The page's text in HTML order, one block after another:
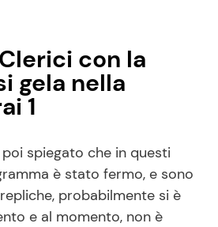
con la
gela nella
1
spiegato che in questi
è stato fermo, e sono
probabilmente si è
e al momento, non è